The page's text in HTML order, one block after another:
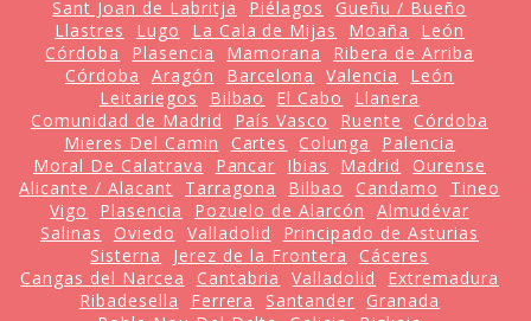
Sant Joan de Labritja
Piélagos
Gueñu / Bueño
Llastres
Lugo La Cala de Mijas Moaña
León
Córdoba
Plasencia Mamorana
Ribera de Arriba
Córdoba
Aragón Barcelona Valencia
León
Leitariegos
Bilbao El Cabo
Llanera
Comunidad de Madrid
País Vasco Ruente
Córdoba
Mieres Del Camin
Cartes Colunga
Palencia
Moral De Calatrava
Pancar Ibias Madrid
Ourense
Alicante / Alacant
Tarragona Bilbao Candamo
Tineo
Vigo
Plasencia Pozuelo de Alarcón
Almudévar
Salinas
Oviedo Valladolid
Principado de Asturias
Sisterna
Jerez de la Frontera
Cáceres
Cangas del Narcea
Cantabria Valladolid
Extremadura
Ribadesella
Ferrera Santander
Granada